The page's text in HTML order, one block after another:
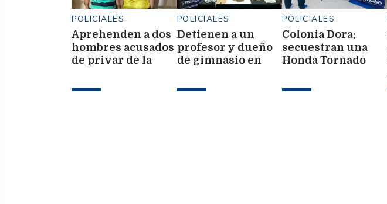
POLICIALES
Aprehenden a dos
hombres acusados
de privar de la
menor de 13 años
POLICIALES
Detienen a un
profesor y dueño
de gimnasio en
marihuana y casi
POLICIALES
Colonia Dora:
secuestran una
Honda Tornado
captura por robo